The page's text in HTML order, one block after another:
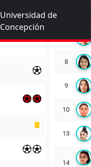
Universidad de
Concepción
7
8
9
10
13
14